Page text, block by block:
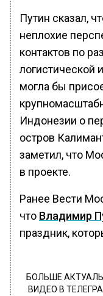
Путин сказал,
неплохие
контактов по
логистической
могла бы
Индонезии о
остров
заметил, что
в проекте.
Ранее Вести
что Владимир
праздник,
БОЛЬШЕ
ВИДЕО В